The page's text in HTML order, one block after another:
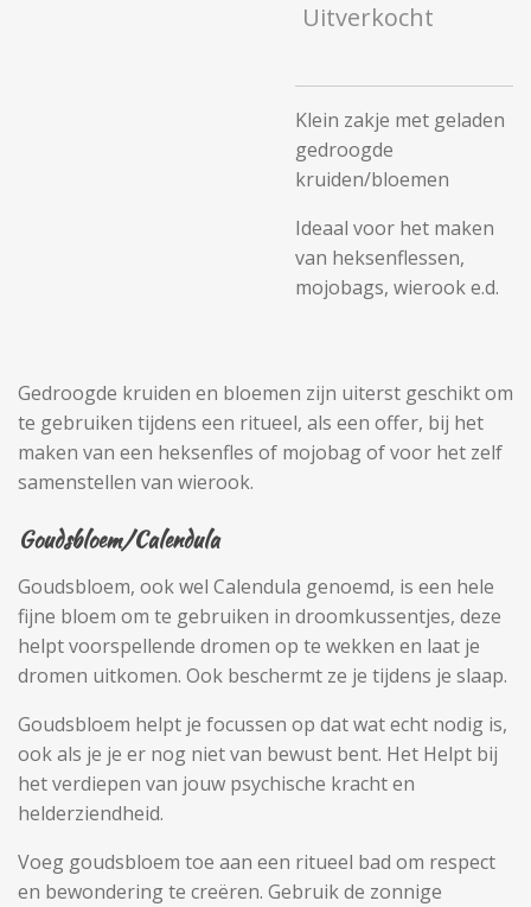
Uitverkocht
Klein zakje met geladen
gedroogde
kruiden/bloemen
Ideaal voor het maken
van heksenflessen,
mojobags, wierook e.d.
Gedroogde kruiden en bloemen zijn uiterst geschikt om
te gebruiken tijdens een ritueel, als een offer, bij het
maken van een heksenfles of mojobag of voor het zelf
samenstellen van wierook.
Goudsbloem/Calendula
Goudsbloem, ook wel Calendula genoemd, is een hele
fijne bloem om te gebruiken in droomkussentjes, deze
helpt voorspellende dromen op te wekken en laat je
dromen uitkomen. Ook beschermt ze je tijdens je slaap.
Goudsbloem helpt je focussen op dat wat echt nodig is,
ook als je je er nog niet van bewust bent. Het Helpt bij
het verdiepen van jouw psychische kracht en
helderziendheid.
Voeg goudsbloem toe aan een ritueel bad om respect
en bewondering te creëren. Gebruik de zonnige